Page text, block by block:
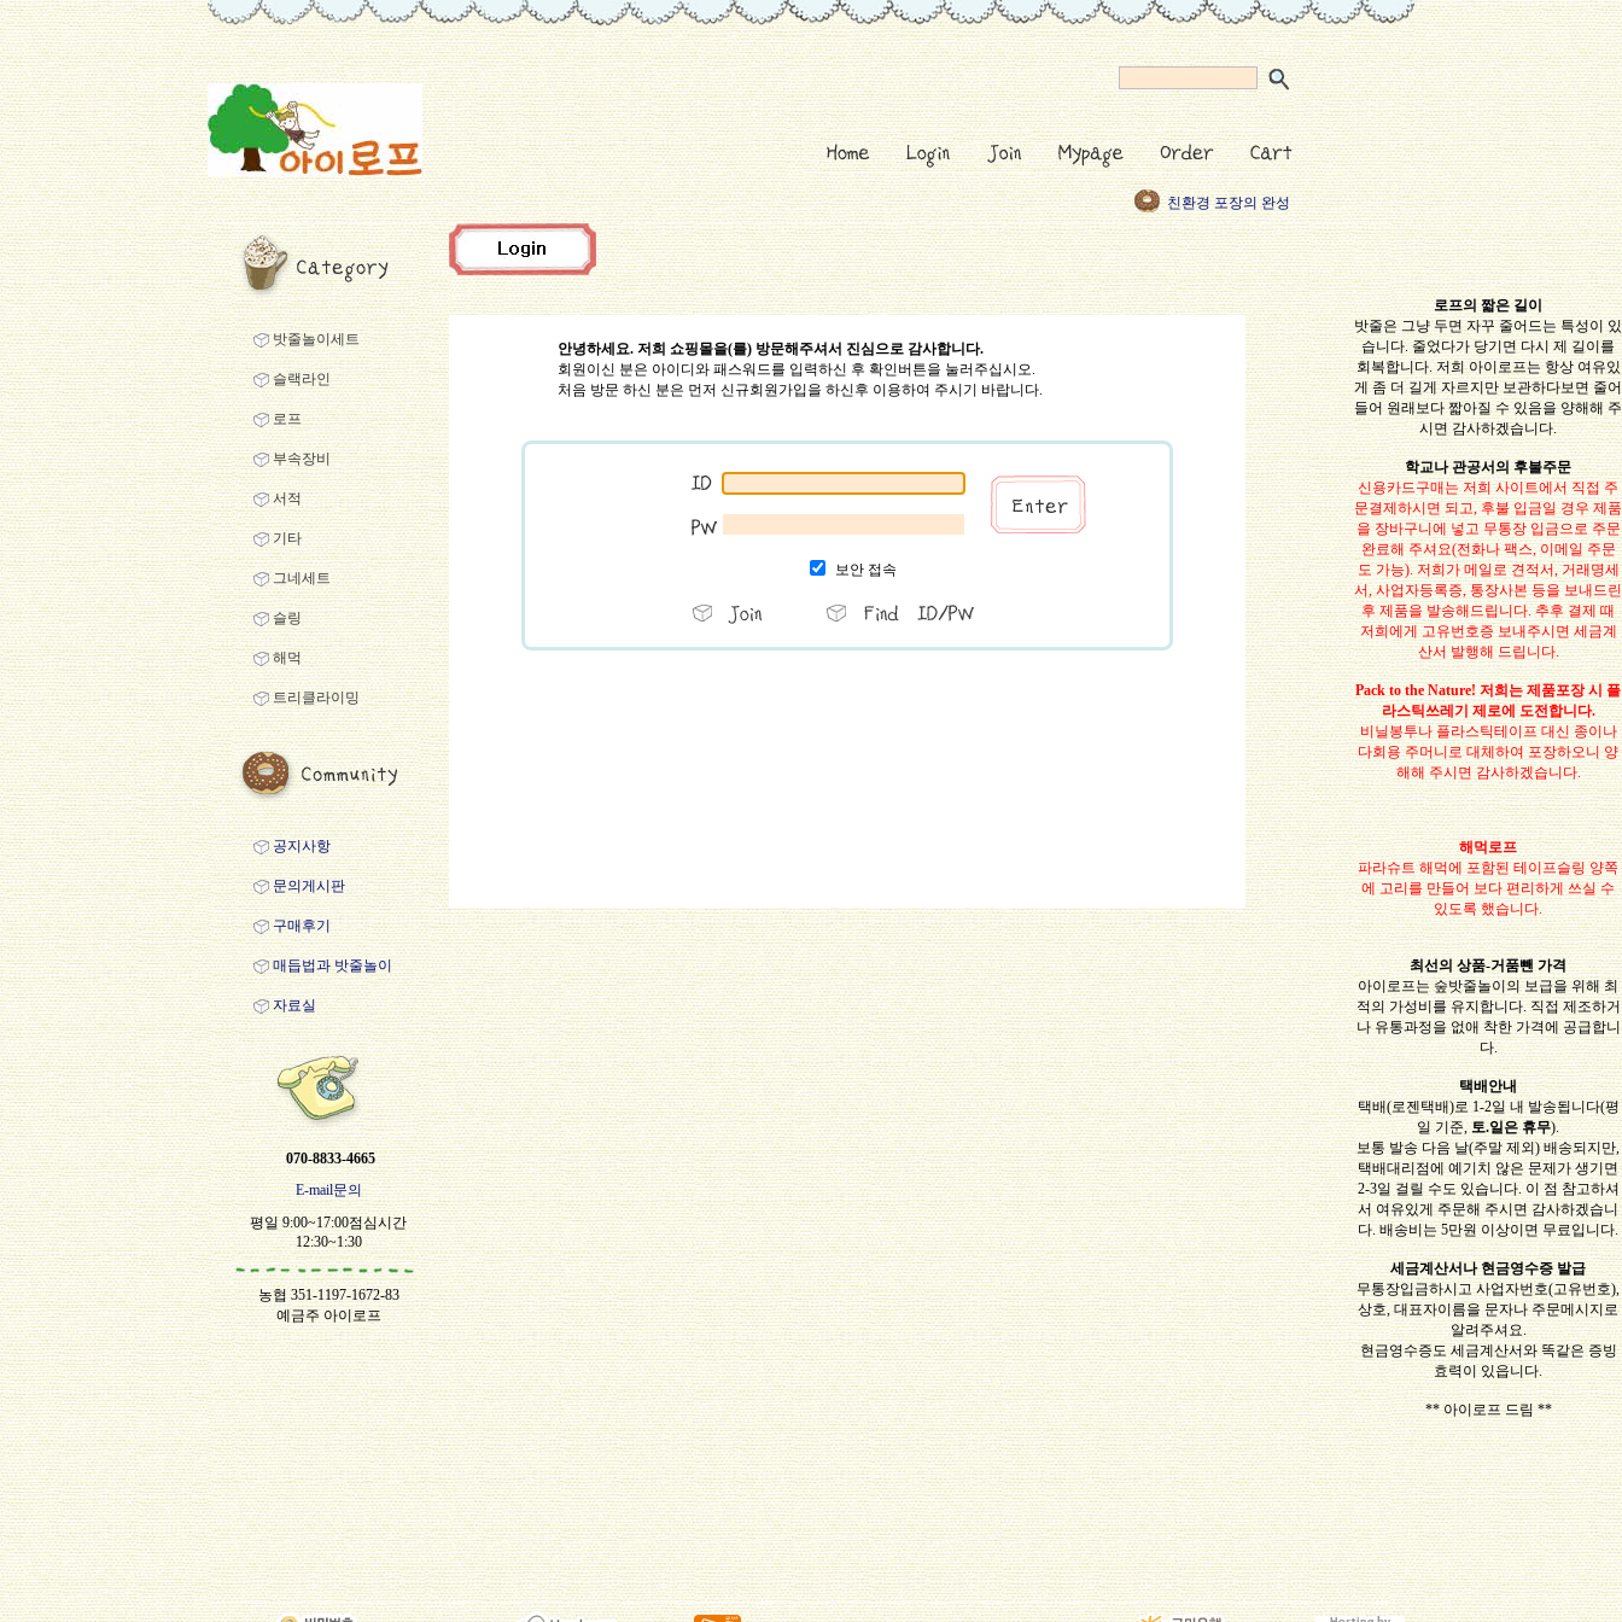
길이가 몇미터나요?
친환경 포장의 완성
이 달의 행사, 신규제
품 등
휴가일정을 알려드
립니다.
보조로프 색 주문
밧줄놀이세트
슬랙라인
로프
부속장비
서적
기타
그네세트
슬링
해먹
트리클라이밍
공지사항
문의게시판
구매후기
매듭법과 밧줄놀이
자료실
070-8833-4665
E-mail문의
평일 9:00~17:00점심시간
12:30~1:30
농협 351-1197-1672-83
예금주 아이로프
안녕하세요. 저희 쇼핑몰을(를) 방문해주셔서 진심으로 감사합니다.
회원이신 분은 아이디와 패스워드를 입력하신 후 확인버튼을 눌러주십시오.
처음 방문 하신 분은 먼저 신규회원가입을 하신후 이용하여 주시기 바랍니다.
보안 접속
로프의 짧은 길이
밧줄은 그냥 두면 자꾸 줄어드는 특성이 있
습니다. 줄었다가 당기면 다시 제 길이를
회복합니다. 저희 아이로프는 항상 여유있
게 좀 더 길게 자르지만 보관하다보면 줄어
들어 원래보다 짧아질 수 있음을 양해해 주
시면 감사하겠습니다.
학교나 관공서의 후불주문
신용카드구매는 저희 사이트에서 직접 주
문결제하시면 되고, 후불 입금일 경우 제품
을 장바구니에 넣고 무통장 입금으로 주문
완료해 주셔요(전화나 팩스, 이메일 주문
도 가능). 저희가 메일로 견적서, 거래명세
서, 사업자등록증, 통장사본 등을 보내드린
후 제품을 발송해드립니다. 추후 결제 때
저희에게 고유번호증 보내주시면 세금계
산서 발행해 드립니다.
Pack to the Nature! 저희는 제품포장 시 플
라스틱쓰레기 제로에 도전합니다.
비닐봉투나 플라스틱테이프 대신 종이나
다회용 주머니로 대체하여 포장하오니 양
해해 주시면 감사하겠습니다.
해먹로프
파라슈트 해먹에 포함된 테이프슬링 양쪽
에 고리를 만들어 보다 편리하게 쓰실 수
있도록 했습니다.
최선의 상품-거품뺀 가격
아이로프는 숲밧줄놀이의 보급을 위해 최
적의 가성비를 유지합니다. 직접 제조하거
나 유통과정을 없애 착한 가격에 공급합니
다.
택배안내
택배(로젠택배)로 1-2일 내 발송됩니다(평
일 기준,토.일은 휴무).
보통 발송 다음 날(주말 제외) 배송되지만,
택배대리점에 예기치 않은 문제가 생기면
2-3일 걸릴 수도 있습니다. 이 점 참고하셔
서 여유있게 주문해 주시면 감사하겠습니
다. 배송비는 5만원 이상이면 무료입니다.
세금계산서나 현금영수증 발급
무통장입금하시고 사업자번호(고유번호),
상호, 대표자이름을 문자나 주문메시지로
알려주셔요.
현금영수증도 세금계산서와 똑같은 증빙
효력이 있읍니다.
** 아이로프 드림 **